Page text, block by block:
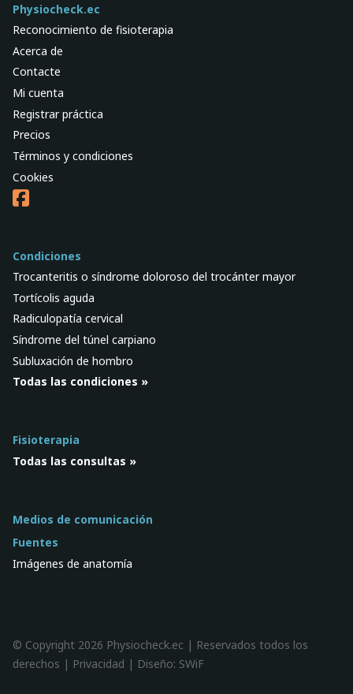
Physiocheck.ec
Reconocimiento de fisioterapia
Acerca de
Contacte
Mi cuenta
Registrar práctica
Precios
Términos y condiciones
Cookies
Condiciones
Trocanteritis o síndrome doloroso del trocánter mayor
Tortícolis aguda
Radiculopatía cervical
Síndrome del túnel carpiano
Subluxación de hombro
Todas las condiciones »
Fisioterapia
Todas las consultas »
Medios de comunicación
Fuentes
Imágenes de anatomía
© Copyright 2026 Physiocheck.ec | Reservados todos los
derechos | Privacidad | Diseño: SWiF